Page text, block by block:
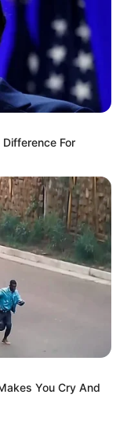
For
You Cry And